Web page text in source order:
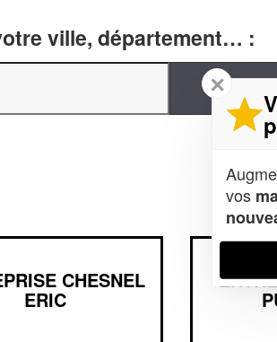
ville, département… :
CHESNEL
ERIC
✕
vos